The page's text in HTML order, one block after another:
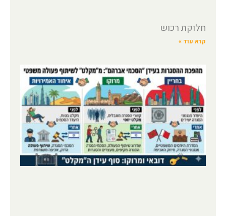
חלוקת רכוש
קרא עוד »